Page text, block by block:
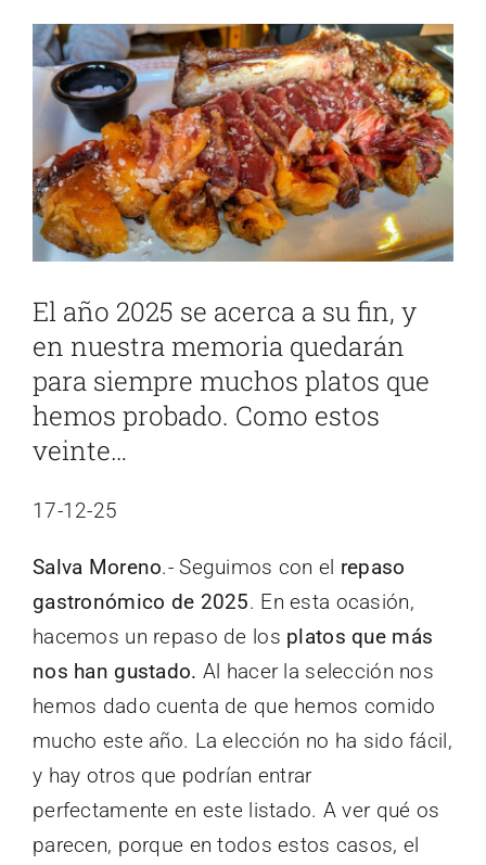
Ver
imagen
más
grande
El año 2025 se acerca a su fin, y
en nuestra memoria quedarán
para siempre muchos platos que
hemos probado. Como estos
veinte…
17-12-25
Salva Moreno.- Seguimos con el repaso
gastronómico de 2025. En esta ocasión,
hacemos un repaso de los platos que más
nos han gustado. Al hacer la selección nos
hemos dado cuenta de que hemos comido
mucho este año. La elección no ha sido fácil,
y hay otros que podrían entrar
perfectamente en este listado. A ver qué os
parecen, porque en todos estos casos, el